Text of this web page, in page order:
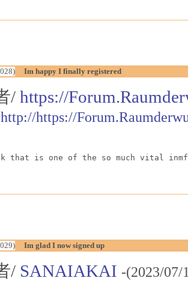
Im happy I finally registered
/ https://
http://https://
that is one of the so much vital
Im glad I now signed up
/ SANAIAKAI -(2023/